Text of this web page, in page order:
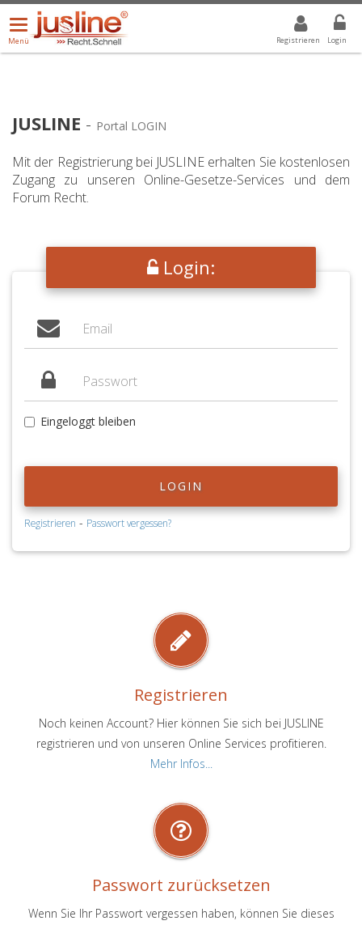
Registrieren Login
Menü
öffnen/schließen
Menü
ALLE DROPDOWN: GEWÄHLTER WERT IST ALLE
JUSLINE - Portal LOGIN
Mit der Registrierung bei JUSLINE erhalten Sie kostenlosen
Zugang zu unseren Online-Gesetze-Services und dem
Forum Recht.
Login:
Eingeloggt bleiben
LOGIN
Registrieren - Passwort vergessen?
Registrieren
Noch keinen Account? Hier können Sie sich bei JUSLINE
registrieren und von unseren Online Services profitieren.
Mehr Infos...
Passwort zurücksetzen
Wenn Sie Ihr Passwort vergessen haben, können Sie dieses